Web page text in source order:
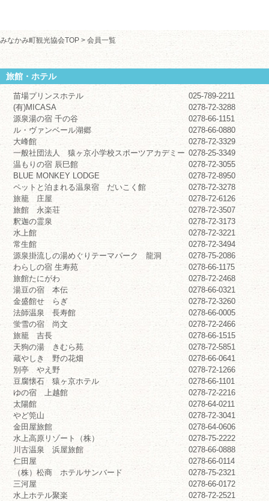
みなかみ町観光協会TOP > 会員一覧
旅館・ホテル
苗場プリンスホテル
025-789-2211
(有)MICASA
0278-72-3288
源泉湯の宿 千の谷
0278-66-1151
ル・ヴァンベール湖郷
0278-66-0880
大峰館
0278-72-3329
一般社団法人 猿ヶ京小学校スポーツアカデミー 0278-25-3349
温もりの宿 辰巳館
0278-72-3055
BLUE MONKEY LODGE
0278-72-8950
ペットと泊まれる温泉宿 だいこく館
0278-72-3278
旅籠 庄屋
0278-72-6126
旅館 永楽荘
0278-72-3507
釈迦の霊泉
0278-72-3173
水上館
0278-72-3221
常生館
0278-72-3494
源泉掛流しの湯めぐりテーマパーク 龍洞
0278-75-2086
わらしの宿 生寿苑
0278-66-1175
旅館たにがわ
0278-72-2468
湯豆の宿 本伝
0278-66-0321
金盛館せゝらぎ
0278-72-3260
法師温泉 長寿館
0278-66-0005
蛍雪の宿 尚文
0278-72-2466
旅籠 吉長
0278-66-1515
天狗の湯 きむら苑
0278-72-5851
蔵やしき 野の花畑
0278-66-0641
別亭 やえ野
0278-72-1266
豆腐懐石 猿ヶ京ホテル
0278-66-1101
ゆの宿 上越館
0278-72-2216
太陽館
0278-64-0211
やど筦山
0278-72-3041
金田屋旅館
0278-64-0606
水上高原リゾート（株）
0278-75-2222
川古温泉 浜屋旅館
0278-66-0888
仁田屋
0278-66-0114
（株）松商 ホテルサンバード
0278-75-2321
三河屋
0278-66-0172
水上ホテル聚楽
0278-72-2521